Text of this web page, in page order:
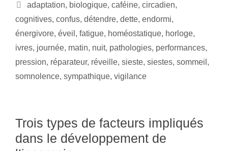
adaptation, biologique, caféine, circadien,
cognitives, confus, détendre, dette, endormi,
énergivore, éveil , fatigue, homéostatique, horloge,
ivres, journée, matin, nuit, pathologies, performances,
pression, réparateur, réveille, sieste, siestes, sommeil ,
somnolence, sympathique, vigilance
Trois types de facteurs impliqués
dans le développement de